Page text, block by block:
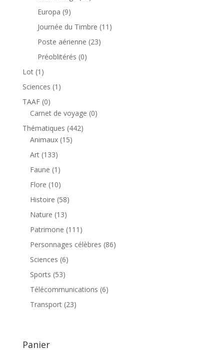
Europa 99
produits
Journée du Timbre 11 11
Poste aérienne 2323
Préoblitérés 00
Lot 1 1
produit
Sciences 1 1
TAAF 00
produit
Carnet de voyage 00
Thématiques 442442
Animaux 1515
Art 133133
produits
Faune 1 1
produit
Flore 1010
produits
Histoire 5858
Nature 1313
produits
Patrimone 111 111
produits
Personnages célèbres 8686
Sciences 66
Sports 5353
produits
Télécommunications 66
Transport 2323
Panier